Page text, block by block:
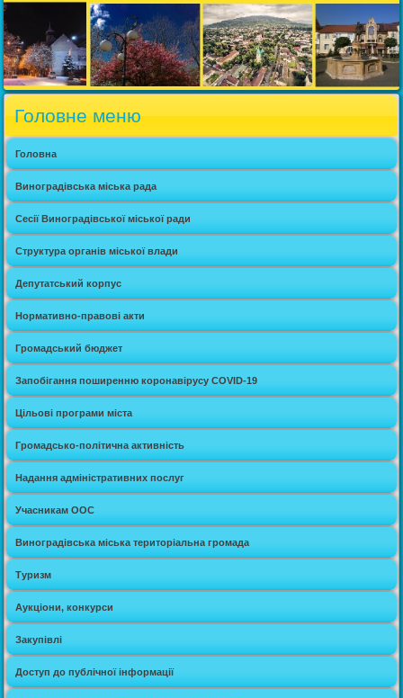
Головне меню
Головна
Виноградівська міська рада
Сесії Виноградівської міської ради
Структура органів міської влади
Депутатський корпус
Нормативно-правові акти
Громадський бюджет
Запобігання поширенню коронавірусу COVID-19
Цільові програми міста
Громадсько-політична активність
Надання адміністративних послуг
Учасникам ООС
Виноградівська міська територіальна громада
Туризм
Аукціони, конкурси
Закупівлі
Доступ до публічної інформації